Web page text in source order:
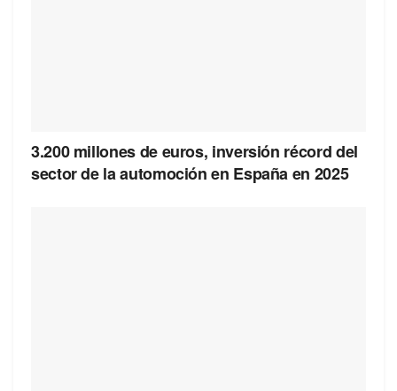
3.200 millones de euros, inversión récord del
sector de la automoción en España en 2025